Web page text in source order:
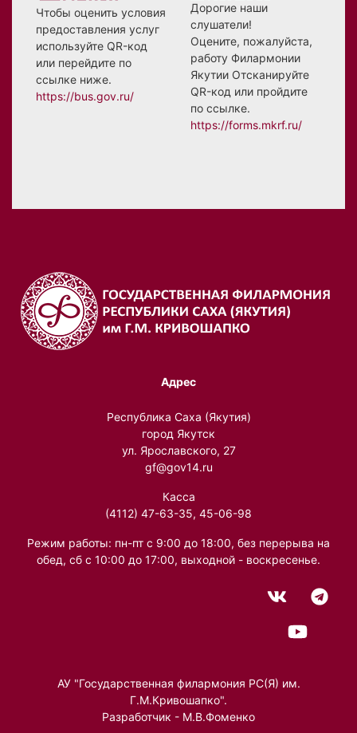
Чтобы оценить условия
предоставления услуг
используйте QR-код
или перейдите по
ссылке ниже.
https://bus.gov.ru/
Дорогие наши
слушатели!
Оцените, пожалуйста,
работу Филармонии
Якутии Отсканируйте
QR-код или пройдите
по ссылке.
https://forms.mkrf.ru/
Адрес
Республика Саха (Якутия)
город Якутск
ул. Ярославского, 27
gf@gov14.ru
Касса
(4112) 47-63-35, 45-06-98
Режим работы: пн-пт с 9:00 до 18:00, без перерыва на
обед, сб с 10:00 до 17:00, выходной - воскресенье.
АУ "Государственная филармония РС(Я) им.
Г.М.Кривошапко".
Разработчик - М.В.Фоменко